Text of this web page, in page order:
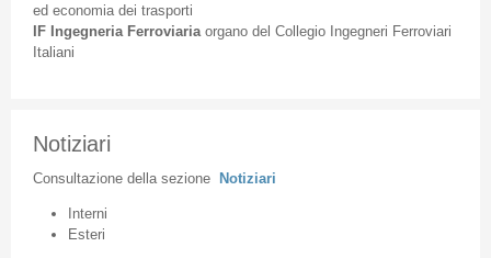
ed economia dei trasporti
IF Ingegneria Ferroviaria organodel Collegio Ingegneri Ferroviari
Italiani
Notiziari
Consultazione della sezione Notiziari
Interni
Esteri